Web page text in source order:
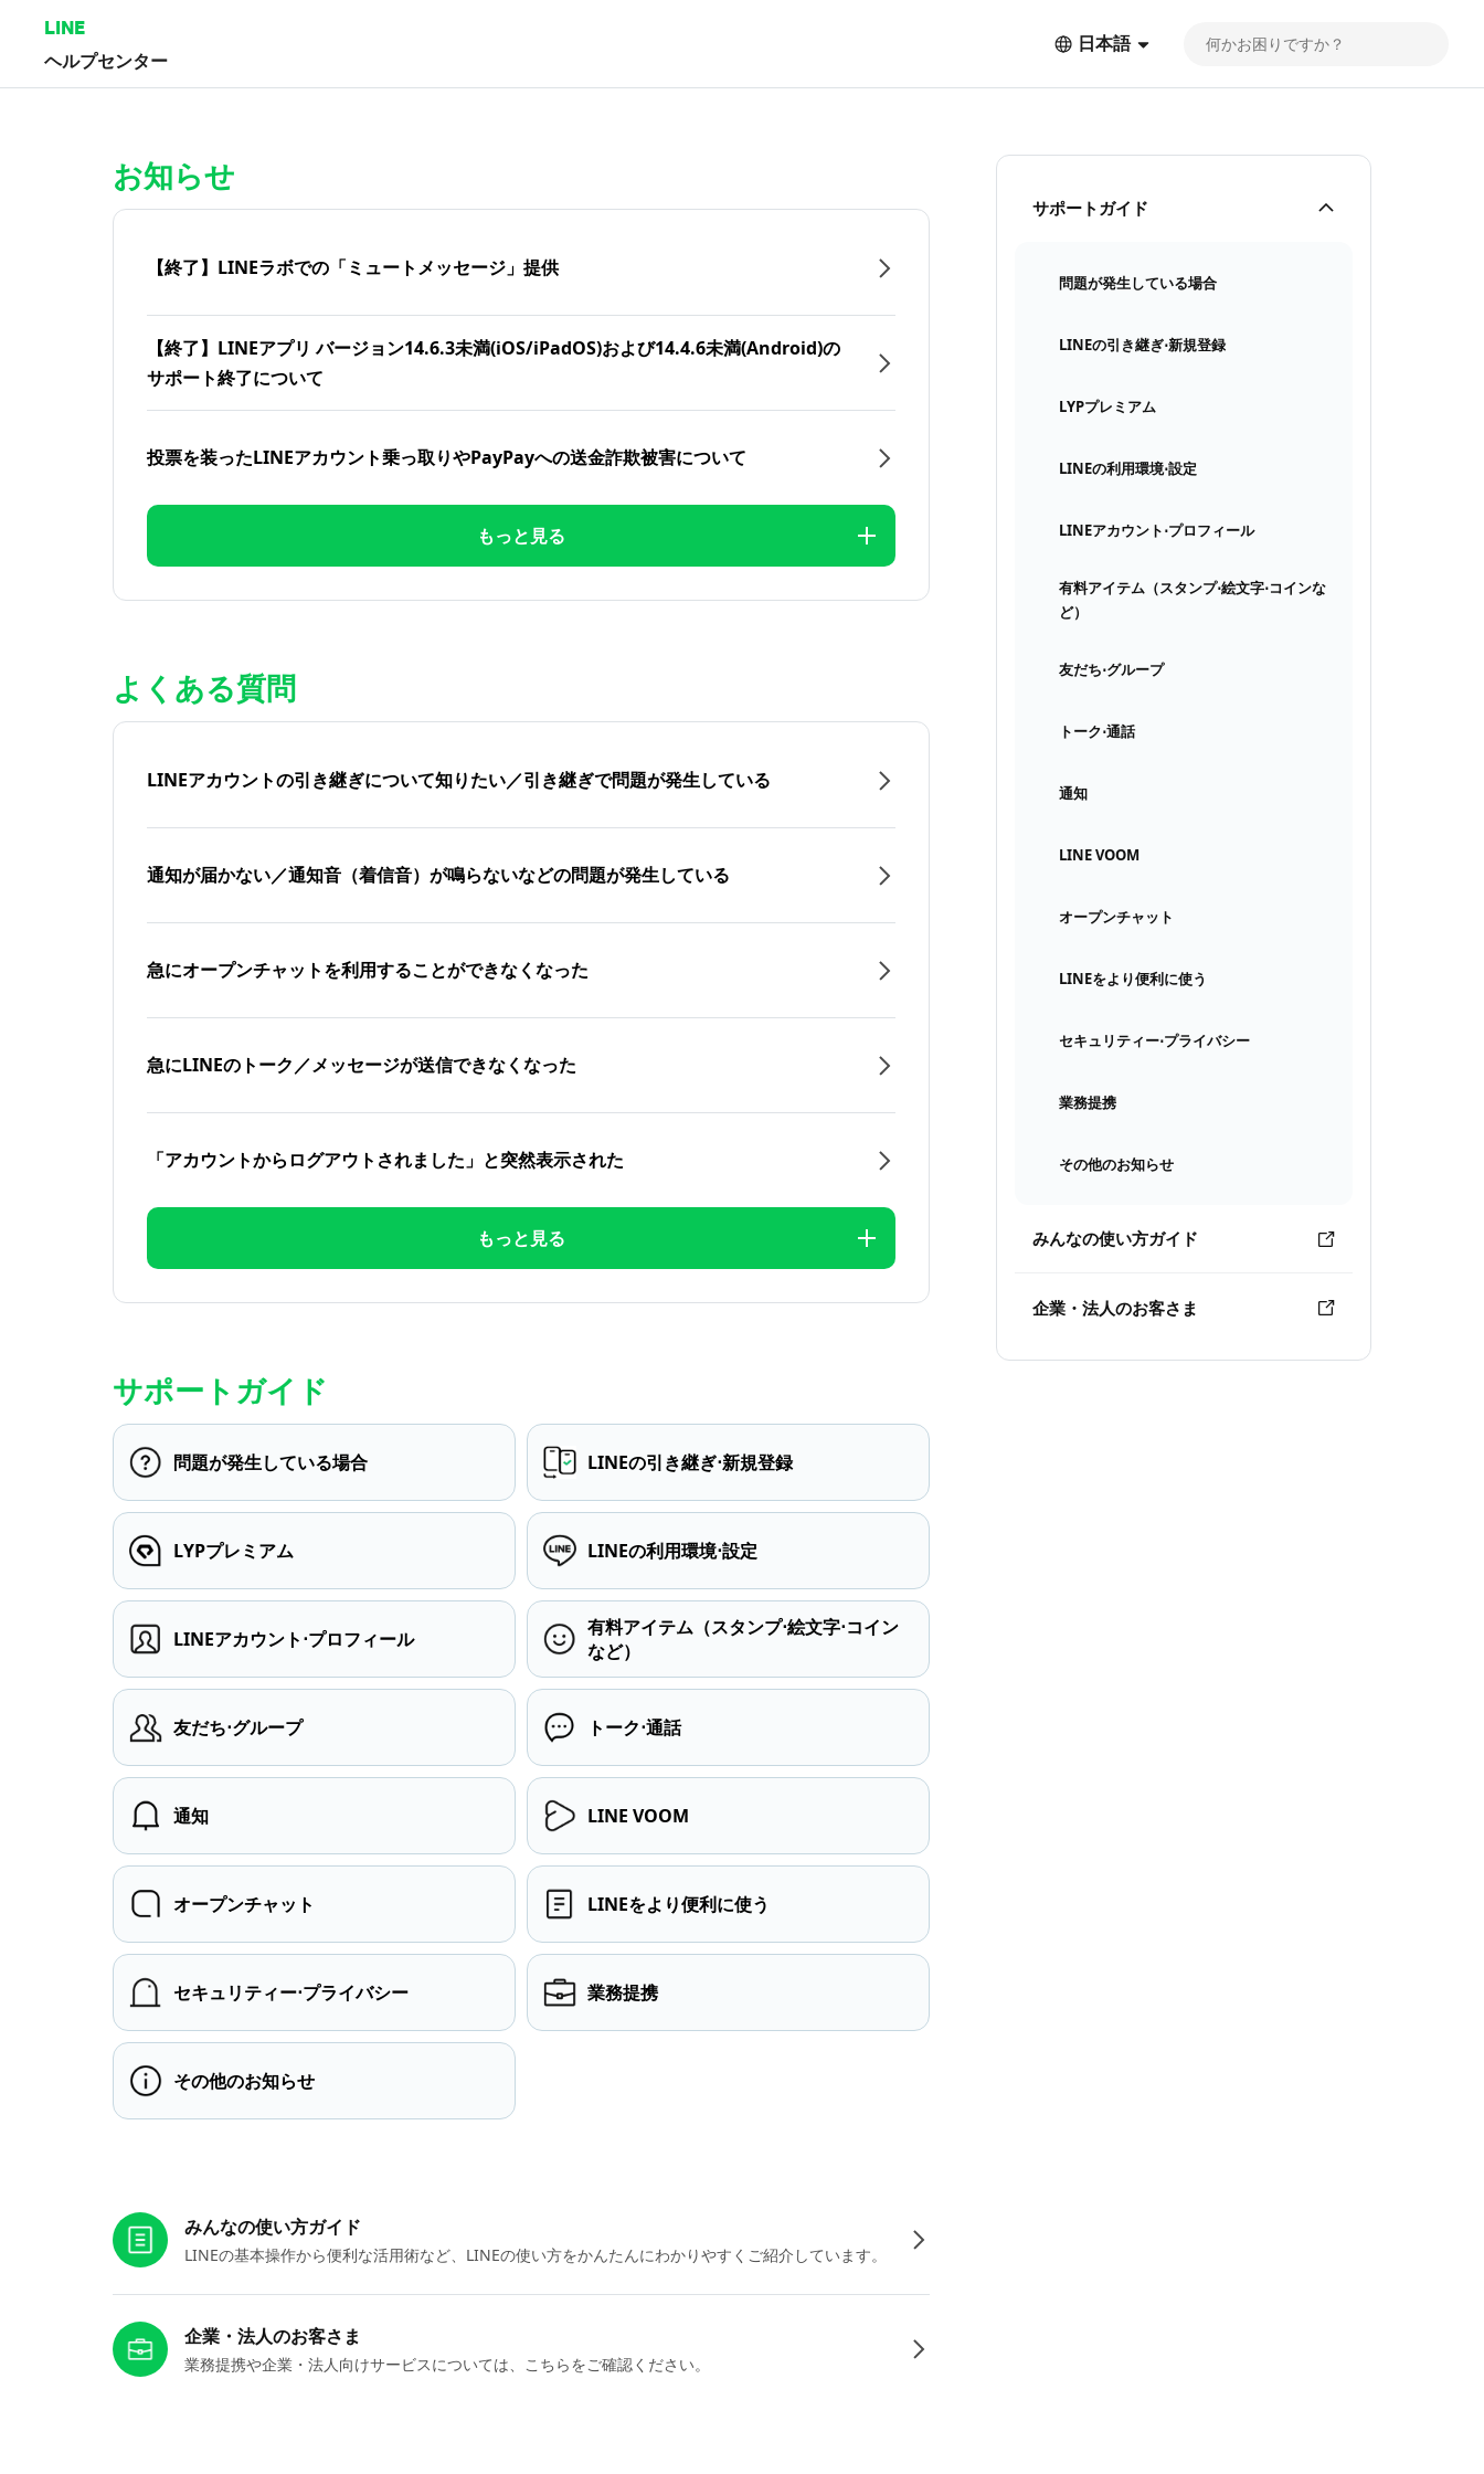
LINE
ヘルプセンター
日本語
サポートガイド
問題が発生している場合
LINEの引き継ぎ⋅新規登録
LYPプレミアム
LINEの利用環境⋅設定
LINEアカウント⋅プロフィール
有料アイテム（スタンプ⋅絵文字⋅コインな
ど）
友だち⋅グループ
トーク⋅通話
通知
LINE VOOM
オープンチャット
LINEをより便利に使う
セキュリティー⋅プライバシー
業務提携
その他のお知らせ
みんなの使い方ガイド
企業・法人のお客さま
お知らせ
【終了】LINEラボでの「ミュートメッセージ」提供
【終了】LINEアプリ バージョン14.6.3未満(iOS/iPadOS)および14.4.6未満(Android)の
サポート終了について
投票を装ったLINEアカウント乗っ取りやPayPayへの送金詐欺被害について
もっと見る
よくある質問
LINEアカウントの引き継ぎについて知りたい／引き継ぎで問題が発生している
通知が届かない／通知音（着信音）が鳴らないなどの問題が発生している
急にオープンチャットを利用することができなくなった
急にLINEのトーク／メッセージが送信できなくなった
「アカウントからログアウトされました」と突然表示された
もっと見る
サポートガイド
問題が発生している場合 LINEの引き継ぎ⋅新規登録
LYPプレミアム LINEの利用環境⋅設定
LINEアカウント⋅プロフィール
有料アイテム（スタンプ⋅絵文字⋅コイン
など）
友だち⋅グループ トーク⋅通話
通知 LINE VOOM
オープンチャット LINEをより便利に使う
セキュリティー⋅プライバシー 業務提携
その他のお知らせ
みんなの使い方ガイド
LINEの基本操作から便利な活用術など、LINEの使い方をかんたんにわかりやすくご紹介しています。
企業・法人のお客さま
業務提携や企業・法人向けサービスについては、こちらをご確認ください。